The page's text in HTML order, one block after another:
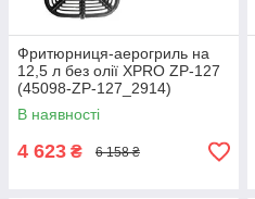
Фритюрниця-аерогриль на
12,5 л без олії XPRO ZP-127
(45098-ZP-127_2914)
В наявності
4 623 ₴ 6 158 ₴